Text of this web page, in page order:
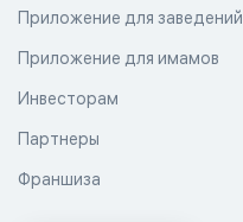
Приложение для заведений
Приложение для имамов
Инвесторам
Партнеры
Франшиза